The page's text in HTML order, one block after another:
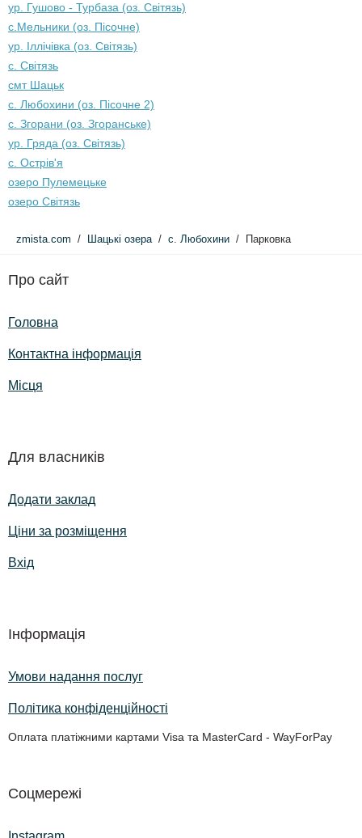
ур. Гушово - Турбаза (оз. Світязь)
с.Мельники (оз. Пісочне)
ур. Іллічівка (оз. Світязь)
с. Світязь
смт Шацьк
с. Любохини (оз. Пісочне 2)
с. Згорани (оз. Згоранське)
ур. Гряда (оз. Світязь)
с. Острів'я
озеро Пулемецьке
озеро Світязь
zmista.com Шацькі озера c. Любохини Парковка
Про сайт
Головна
Контактна інформація
Місця
Для власників
Додати заклад
Ціни за розміщення
Вхід
Інформація
Умови надання послуг
Політика конфіденційності
Оплата платіжними картами Visa та MasterCard - WayForPay
Соцмережі